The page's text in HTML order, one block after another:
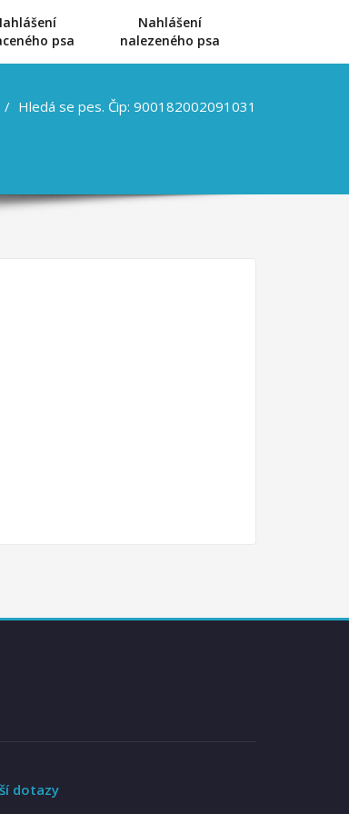
psa
Nahlášení
nalezeného psa
Hledá se pes. Čip: 900182002091031
dotazy